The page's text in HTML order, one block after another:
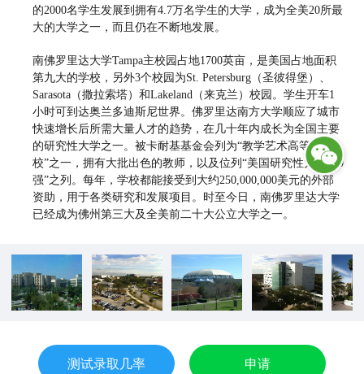
的2000名学生发展到拥有4.7万名学生的大学，成为全美20所最
大的大学之一，而且仍在不断地发展。
南佛罗里达大学Tampa主校园占地1700英亩，是美国占地面积
第九大的学校，另外3个校园为St. Petersburg（圣彼得堡）、
Sarasota（撒拉索塔）和Lakeland（来克兰）校园。学生开车1
小时可到达奥兰多迪斯尼世界。佛罗里达南方大学顺应了城市
快速增长后所需大量人才的趋势，在几十年内成长为全国主要
的研究性大学之一。被卡耐基基金会列为“教学艺术高等学
校”之一，拥有大批出色的教师，以及位列“美国研究性大学100
强”之列。每年，学校都能接受到大约250,000,000美元的外部
资助，用于各类研究和发展项目。时至今日，南佛罗里达大学
已经成为佛州第三大及全美前二十大公立大学之一。
测试录取几率 申请